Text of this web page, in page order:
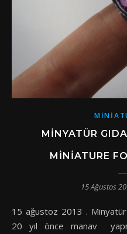
MINYATÜR
MINIATURE
15 Ağustos
15 ağustoz 2013 . Minyatür gıda çok zevkli bir uğraş, ben
20 yıl önce manav